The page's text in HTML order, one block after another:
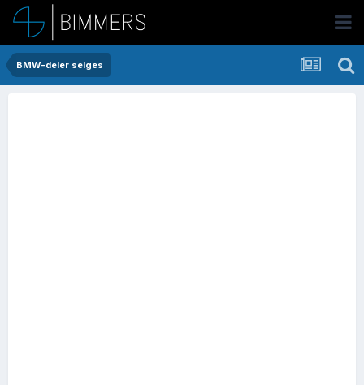
BMW-deler selges